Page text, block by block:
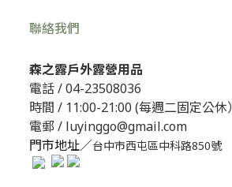
聯絡我們
森之露戶外露營用品
電話 /04-23508036
時間 / 11:00-21:00 (每週二固定公休）
電郵 / luyinggo@gmail.com
門市地址／台中市西屯區中科路850號